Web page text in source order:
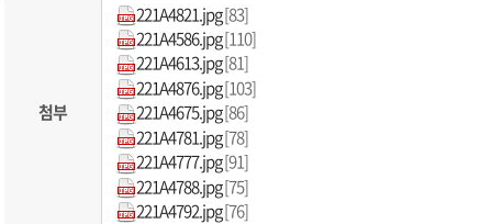
첨부
221A4821.jpg[83]
221A4586.jpg[110]
221A4613.jpg[81]
221A4876.jpg[103]
221A4675.jpg[86]
221A4781.jpg[78]
221A4777.jpg[91]
221A4788.jpg[75]
221A4792.jpg[76]